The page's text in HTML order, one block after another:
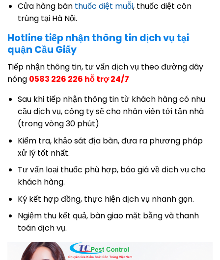
Cửa hàng bán thuốc diệt muỗi, thuốc diệt côn
trùng tại Hà Nội.
Hotline tiếp nhận thông tin dịch vụ tại
quận Cầu Giấy
Tiếp nhận thông tin, tư vấn dịch vụ theo đường dây
nóng 0583 226 226 hỗ trợ 24/7
Sau khi tiếp nhận thông tin từ khách hàng có nhu
cầu dịch vụ, công ty sẽ cho nhân viên tới tận nhà
(trong vòng 30 phút)
Kiểm tra, khảo sát địa bàn, đưa ra phương pháp
xử lý tốt nhất.
Tư vấn loại thuốc phù hợp, báo giá về dịch vụ cho
khách hàng.
Ký kết hợp đồng, thực hiện dịch vụ nhanh gọn.
Ngiệm thu kết quả, bàn giao mặt bằng và thanh
toán dịch vụ.